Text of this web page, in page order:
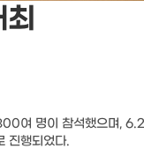
여 명이 참석했으며,
진행되었다.